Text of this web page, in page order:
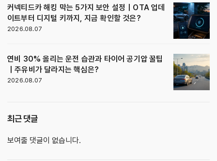
커넥티드카 해킹 막는 5가지 보안 설정｜OTA 업데
이트부터 디지털 키까지, 지금 확인할 것은?
2026.08.07
연비 30% 올리는 운전 습관과 타이어 공기압 꿀팁
｜주유비가 달라지는 핵심은?
2026.08.07
최근 댓글
보여줄 댓글이 없습니다.